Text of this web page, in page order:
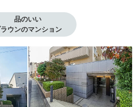
品のいい
ウンのマンション